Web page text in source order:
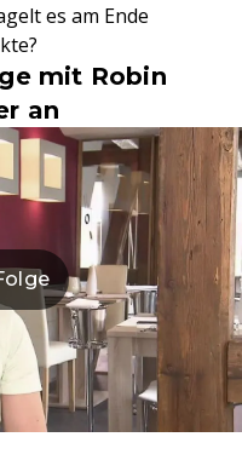
es am Ende
mit Robin
an